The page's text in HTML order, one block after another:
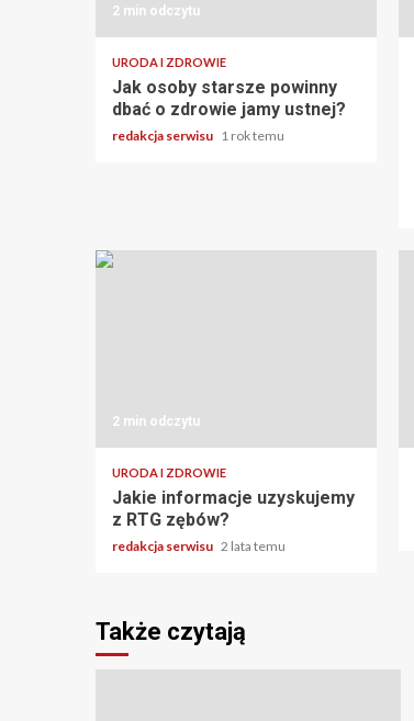
2 min odczytu
URODA I ZDROWIE
Jak osoby starsze powinny
dbać o zdrowie jamy ustnej?
redakcja serwisu 1 rok temu
2 min odczytu
URODA I ZDROWIE
Jakie informacje uzyskujemy
z RTG zębów?
redakcja serwisu 2 lata temu
Także czytają